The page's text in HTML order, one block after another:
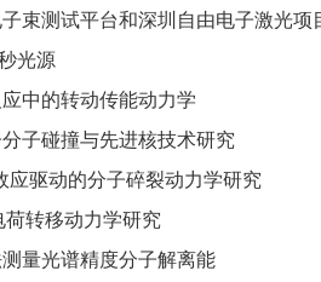
束测试平台和深圳自由电子激光项
光源
中的转动传能动力学
子碰撞与先进核技术研究
应驱动的分子碎裂动力学研究
转移动力学研究
量光谱精度分子解离能